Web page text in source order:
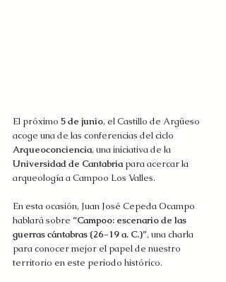
El próximo 5 de junio, el Castillo de Argüeso
acoge una de las conferencias del ciclo
Arqueoconciencia, una iniciativa de la
Universidad de Cantabria para acercar la
arqueología a Campoo Los Valles.
En esta ocasión, Juan José Cepeda Ocampo
hablará sobre “Campoo: escenario de las
guerras cántabras (26-19 a. C.)”, una charla
para conocer mejor el papel de nuestro
territorio en este periodo histórico.